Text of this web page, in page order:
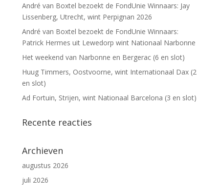
André van Boxtel bezoekt de FondUnie Winnaars: Jay
Lissenberg, Utrecht, wint Perpignan 2026
André van Boxtel bezoekt de FondUnie Winnaars:
Patrick Hermes uit Lewedorp wint Nationaal Narbonne
Het weekend van Narbonne en Bergerac (6 en slot)
Huug Timmers, Oostvoorne, wint Internationaal Dax (2
en slot)
Ad Fortuin, Strijen, wint Nationaal Barcelona (3 en slot)
Recente reacties
Archieven
augustus 2026
juli 2026